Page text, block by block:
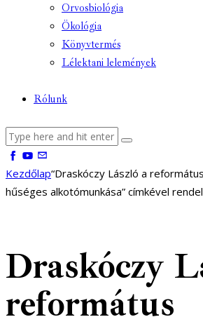
Orvosbiológia
Ökológia
Könyvtermés
Lélektani lelemények
Rólunk
facebook-
1
youtube-
1
email
Kezdőlap“Draskóczy László a
hűséges alkotómunkása” címkével
Draskóczy
református